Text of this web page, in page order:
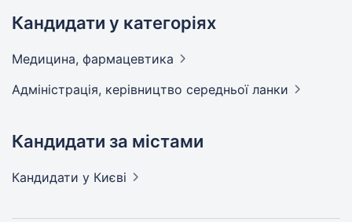
Кандидати у категоріях
Медицина, фармацевтика
Адмiнiстрацiя, керівництво середньої ланки
Кандидати за містами
Кандидати у Києві